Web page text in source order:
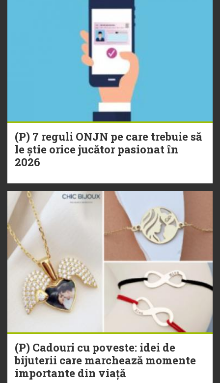
(P) 7 reguli ONJN pe care trebuie să
le știe orice jucător pasionat în
2026
(P) Cadouri cu poveste: idei de
bijuterii care marchează momente
importante din viață